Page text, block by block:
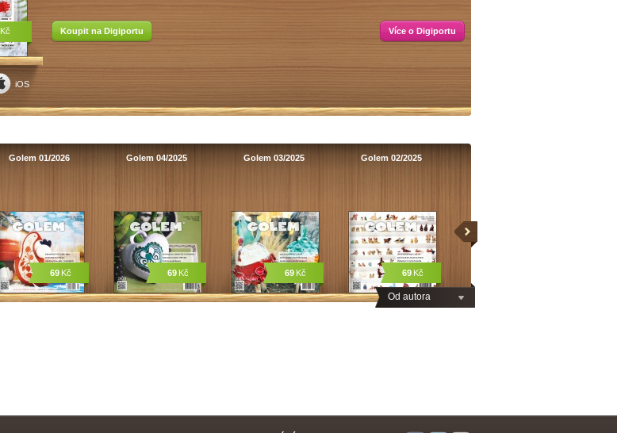
iOS
Kč Koupit na Digiportu Více o Digiportu
Od autora
Golem 01/2026
69 Kč
Golem 04/2025
69 Kč
Golem 03/2025
69 Kč
Golem 02/2025
69 Kč